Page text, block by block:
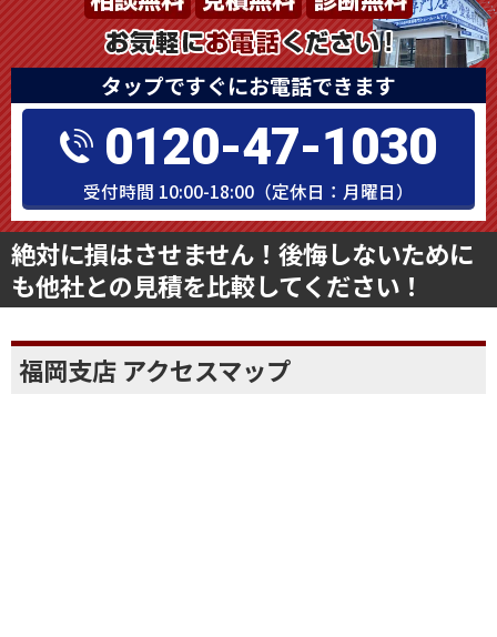
タップですぐにお電話できます
0120-47-1030
受付時間 10:00-18:00（定休日：月曜日）
絶対に損はさせません！後悔しないために
も他社との見積を比較してください！
福岡支店 アクセスマップ